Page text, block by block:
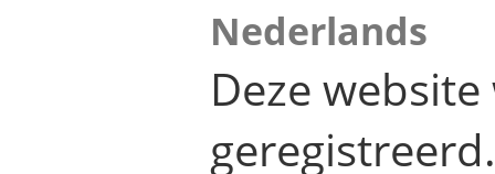
Nederlands
Deze